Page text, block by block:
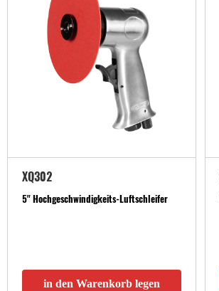
XQ302
5" Hochgeschwindigkeits-Luftschleifer
in den Warenkorb legen